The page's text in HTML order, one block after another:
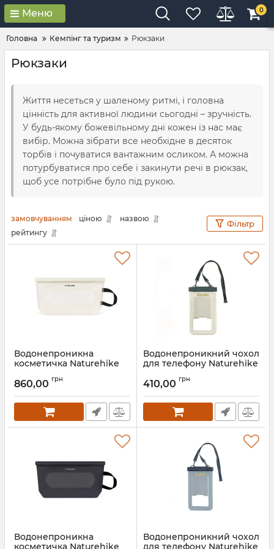
Меню 0
Головна Кемпінг та туризм Рюкзаки
Рюкзаки
Життя несеться у шаленому ритмі, і головна
цінність для активної людини сьогодні – зручність.
У будь-якому божевільному дні кожен із нас має
вибір. Можна зібрати все необхідне в десяток
торбів і почуватися вантажним осликом. А можна
потурбуватися про себе і закинути речі в рюкзак,
щоб усе потрібне було під рукою.
замовчуванням ціною
назвою
рейтингу
Фільтр
Водонепроникна
косметичка Naturehike
Mountain, біла
Артикул:7_72990
860,00 грн
Водонепроникний чохол
для телефону Naturehike
Артикул: 7_72996
410,00 грн
Водонепроникна
косметичка Naturehike
Водонепроникний чохол
для телефону Naturehike